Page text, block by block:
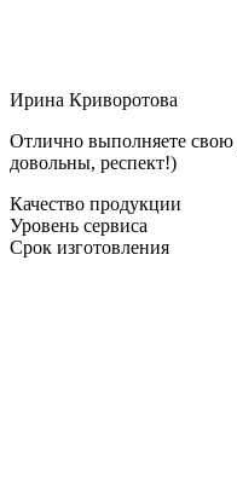
Ирина Криворотова
Отлично выполняете свою
довольны, респект!)
Качество продукции
Уровень сервиса
Срок изготовления